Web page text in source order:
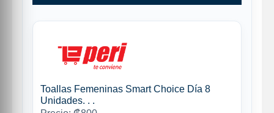
Toallas Femeninas Smart Choice Día 8
Unidades. . .